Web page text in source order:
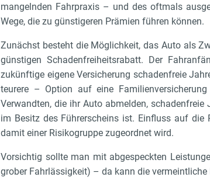
mangelnden Fahrpraxis – und des oftmals
Wege, die zu günstigeren Prämien führen können.
Zunächst besteht die Möglichkeit, das Auto als
günstigen Schadenfreiheitsrabatt. Der
zukünftige eigene Versicherung schadenfreie
teurere – Option auf eine
Verwandten, die ihr Auto abmelden,
im Besitz des Führerscheins ist. Einfluss auf
damit einer Risikogruppe zugeordnet wird.
Vorsichtig sollte man mit abgespeckten
grober Fahrlässigkeit) – da kann die